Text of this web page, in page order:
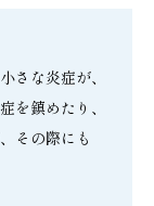
さな炎症が、
を鎮めたり、
その際にも